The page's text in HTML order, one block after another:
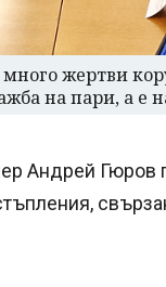
много жертви
на пари, а
Андрей Гюров